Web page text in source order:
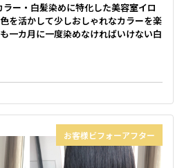
ー・白髪染めに特化した美容室イロ
を活かして少しおしゃれなカラーを楽
一カ月に一度染めなければいけない白
お客様ビフォーアフター